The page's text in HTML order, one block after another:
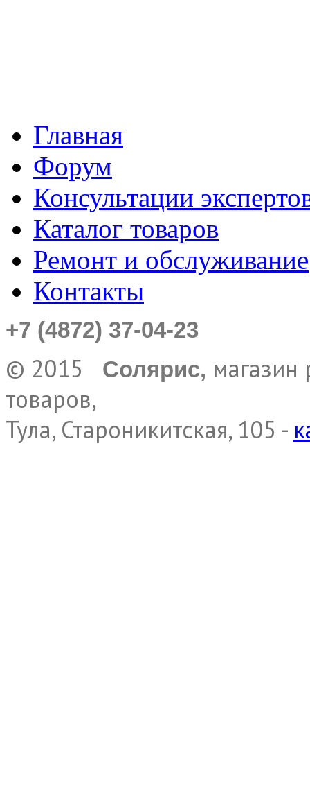
Главная
Форум
Консультации
Каталог товаров
Ремонт и обслуживание
Контакты
+7 (4872) 37-04-23
© 2015 Солярис, магазин
товаров,
Тула, Староникитская, 105 -